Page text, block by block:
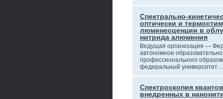
Спектрально-
оптически и
люминесценции в
нитрида алюминия
Ведущая организация —
автономное
профессионального
федеральный университет…
Спектроскопия
внедренных в